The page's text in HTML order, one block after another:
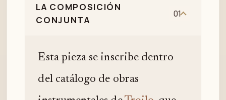
LA COMPOSICIÓN
CONJUNTA
01
Esta pieza se inscribe dentro
del catálogo de obras